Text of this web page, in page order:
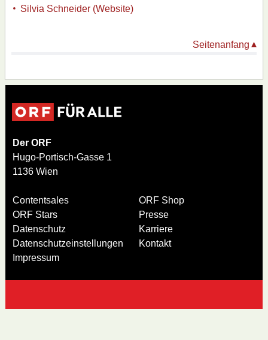
Silvia Schneider (Website)
Seitenanfang
Der ORF
Hugo-Portisch-Gasse 1
1136 Wien
Contentsales
ORF Stars
Datenschutz
Datenschutzeinstellungen
Impressum
ORF Shop
Presse
Karriere
Kontakt